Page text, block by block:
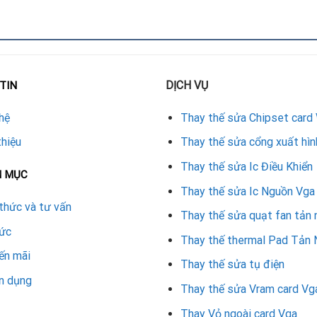
MỤC
và tư vấn
mãi
dụng
DỊCH VỤ
Thay thế sửa Chipset card
Thay thế sửa cổng xuất
Thay thế sửa Ic Điều Khiển
Thay thế sửa Ic Nguồn Vga
Thay thế sửa quạt fan tản
Thay thế thermal Pad Tản
Thay thế sửa tụ điện
Thay thế sửa Vram card
Thay Vỏ ngoài card Vga